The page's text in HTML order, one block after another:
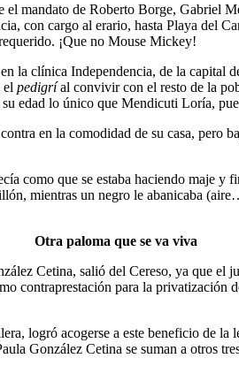
mandato de Roberto Borge, Gabriel
con cargo al erario, hasta Playa del
¡Que no Mouse Mickey!
la clínica Independencia, de la capital
el pedigríal convivir con el resto de la
edad lo único que Mendicuti Loría,
en la comodidad de su casa, pero
como que se estaba haciendo maje y
mientras un negro le abanicaba
Otra paloma que se va viva
Cetina, salió del Cereso, ya que
contraprestación para la
logró acogerse a este beneficio de
González Cetina se suman a otros